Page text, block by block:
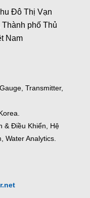
Đô Thị Vạn
phố Thủ
Nam
Transmitter,
& Điều Khiển, Hệ
Water Analytics.